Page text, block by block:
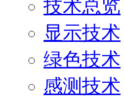
技术总览
显示技术
绿色技术
感测技术